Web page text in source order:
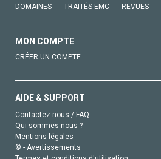
DOMAINES TRAITÉS EMC REVUES
MON COMPTE
CRÉER UN COMPTE
AIDE & SUPPORT
Contactez-nous / FAQ
Qui sommes-nous ?
Mentions légales
© - Avertissements